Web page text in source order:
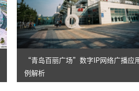
AI智
AI智慧
“青岛百丽广场”数字IP网络广播应
例解析